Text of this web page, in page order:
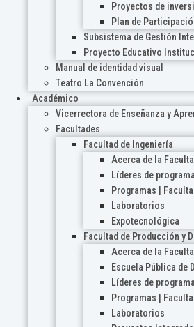
Proyectos de
Plan de
Subsistema de Gestión
Proyecto Educativo
Manual de identidad visual
Teatro La Convención
Académico
Vicerrectora de Enseñanza y
Facultades
Facultad de Ingeniería
Acerca de la
Líderes de programa
Programas |
Laboratorios
Expotecnológica
Facultad de Producción y
Acerca de la
Escuela Pública de
Líderes de programa
Programas |
Laboratorios